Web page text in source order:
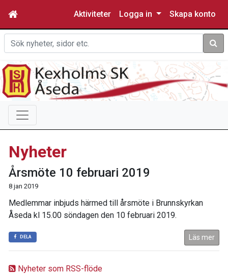
Aktiviteter Logga in Skapa konto
Sök
Nyheter som RSS-flöde
Nyheter
Årsmöte 10 februari 2019
8 jan 2019
Medlemmar inbjuds härmed till årsmöte i Brunnskyrkan
Åseda kl 15.00 söndagen den 10 februari 2019.
DELA Läs mer